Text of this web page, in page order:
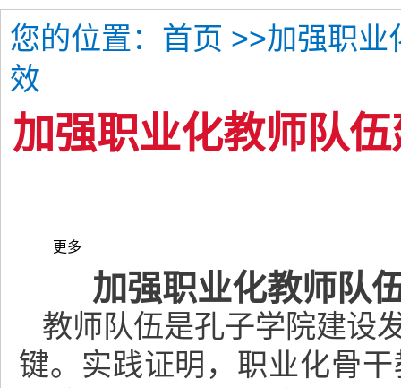
您的位置： 首页 >>加强职业
效
加强职业化教师队
更多
加强职业化教师队
教师队伍是孔子学院建设
键。实践证明，职业化骨